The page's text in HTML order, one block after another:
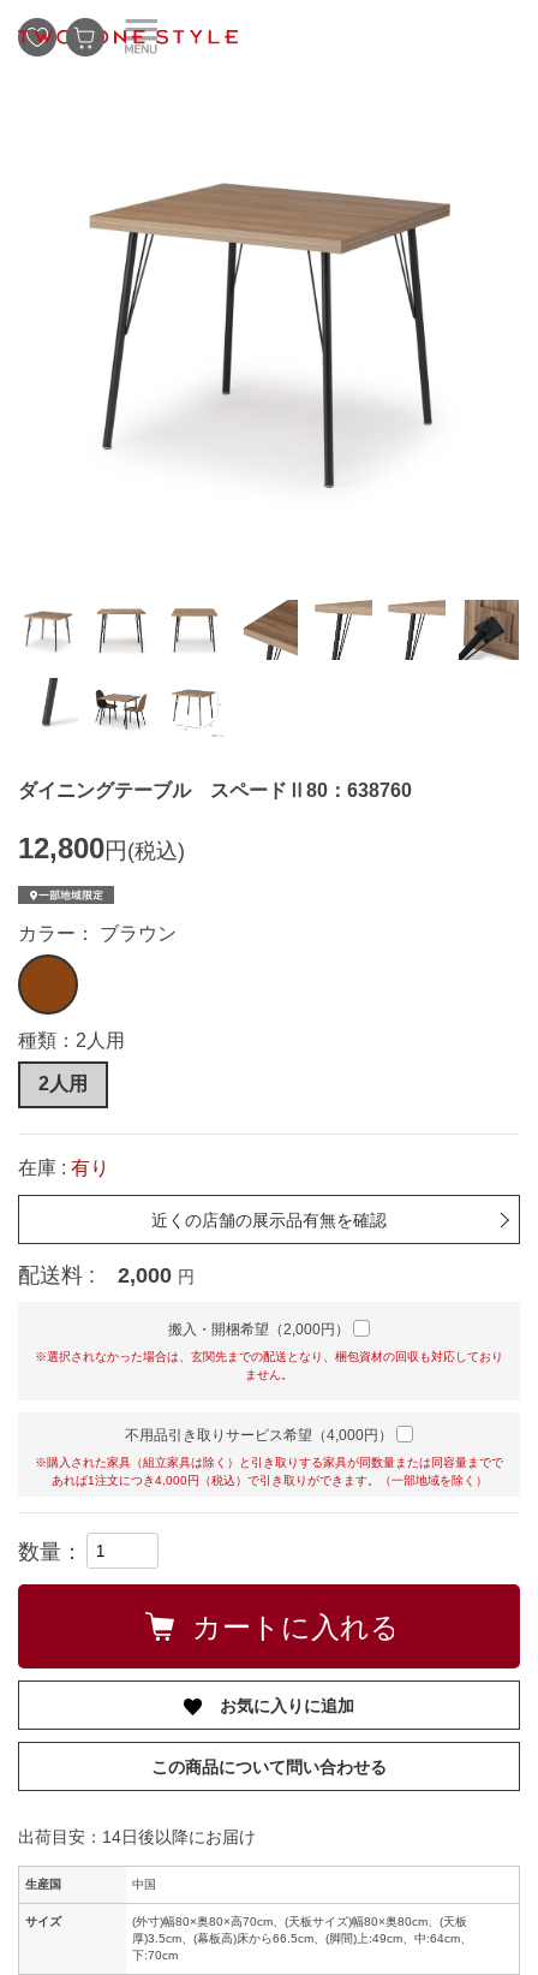
ダイニングテーブル スペードⅡ80：638760
12,800円 (税込)
カラー： ブラウン
種類：2人用
2人用
在庫 : 有り
近くの店舗の展示品有無を確認
配送料 : 2,000 円
搬入・開梱希望（2,000円）
※選択されなかった場合は、玄関先までの配送となり、梱包資材の回収も対応しており
ません。
不用品引き取りサービス希望（4,000円）
※購入された家具（組立家具は除く）と引き取りする家具が同数量または同容量までで
あれば1注文につき4,000円（税込）で引き取りができます。（一部地域を除く）
数量：
お気に入りに追加
この商品について問い合わせる
出荷目安：14日後以降にお届け
生産国 中国
サイズ
(外寸)幅80×奥80×高70cm、(天板サイズ)幅80×奥80cm、(天板
厚)3.5cm、(幕板高)床から66.5cm、(脚間)上:49cm、中:64cm、
下:70cm